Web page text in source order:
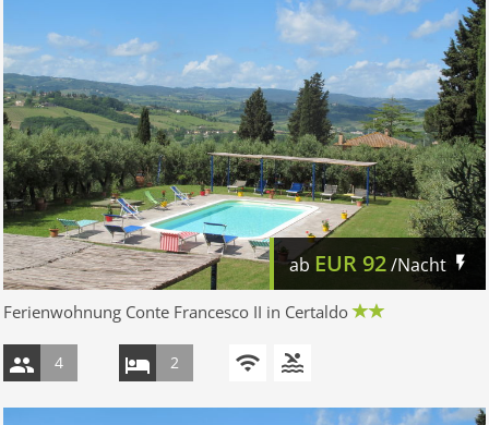
ab EUR92/Nacht
Ferienwohnung Conte Francesco II in Certaldo
4 2